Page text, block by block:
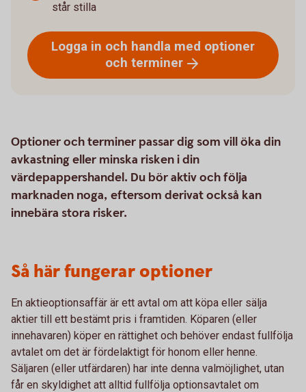
står stilla
Logga in och handla med optioner
och terminer
Optioner och terminer passar dig som vill öka din
avkastning eller minska risken i din
värdepappershandel. Du bör aktiv och följa
marknaden noga, eftersom derivat också kan
innebära stora risker.
Så här fungerar optioner
En aktieoptionsaffär är ett avtal om att köpa eller sälja
aktier till ett bestämt pris i framtiden. Köparen (eller
innehavaren) köper en rättighet och behöver endast fullfölja
avtalet om det är fördelaktigt för honom eller henne.
Säljaren (eller utfärdaren) har inte denna valmöjlighet, utan
får en skyldighet att alltid fullfölja optionsavtalet om